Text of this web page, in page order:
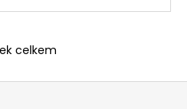
Ocelkem